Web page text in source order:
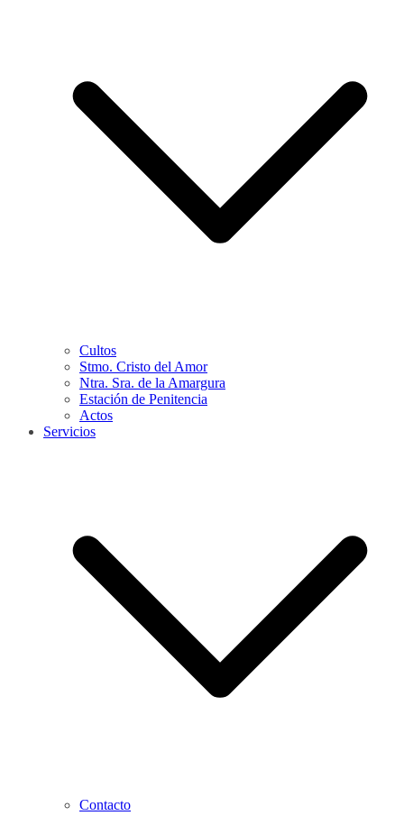
Cultos
Stmo. Cristo del Amor
Ntra. Sra. de la Amargura
Estación de Penitencia
Actos
Servicios
Contacto